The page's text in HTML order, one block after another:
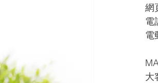
網
電
電
大